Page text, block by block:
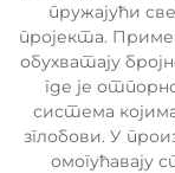
пружајући
пројекта.
обухватају
где је
система
зглобови. У
омогућавају